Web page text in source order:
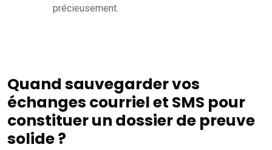
précieusement.
Quand sauvegarder vos
échanges courriel et SMS pour
constituer un dossier de preuve
solide ?